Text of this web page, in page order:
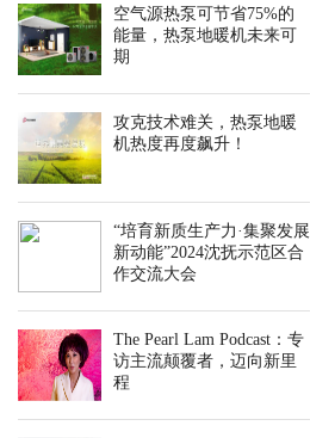
空气源热泵可节省75%的
能量，热泵地暖机未来可
期
攻克技术难关，热泵地暖
机热度再度飙升！
“培育新质生产力·集聚发展
新动能”2024沈抚示范区合
作交流大会
The Pearl Lam Podcast：专
访主流颠覆者，迈向新里
程